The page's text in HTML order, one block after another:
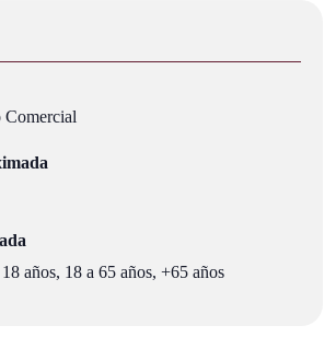
Comercial
años, 18 a 65 años, +65 años